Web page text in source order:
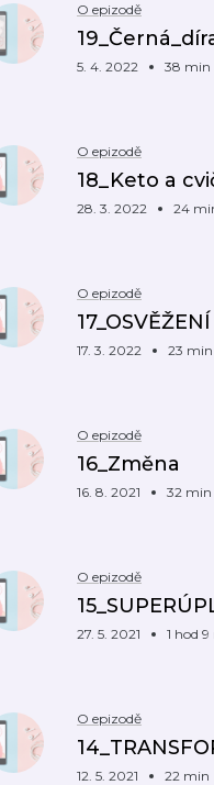
O epizodě
5. 4. 2022 38 min
O epizodě
18_Keto a
28. 3. 2022 24
O epizodě
17_OSVĚŽENÍ
17. 3. 2022 23 min
O epizodě
16_Změna
16. 8. 2021 32 min
O epizodě
27. 5. 2021 1 hod
O epizodě
12. 5. 2021 22 min